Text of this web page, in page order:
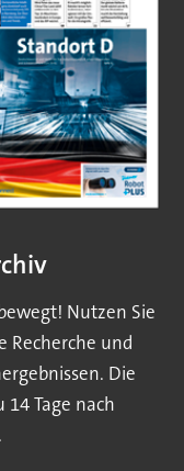
Nutzen Sie
Recherche und
Die
14 Tage nach